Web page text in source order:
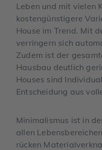
Leben und mit vielen
kostengünstigere
House im Trend. Mit
verringern sich
Zudem ist der
Hausbau deutlich
Houses sind
Entscheidung aus
Minimalismus ist in
allen
rücken